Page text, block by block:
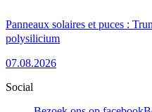
Panneaux solaires et puces :
polysilicium
07.08.2026
Social